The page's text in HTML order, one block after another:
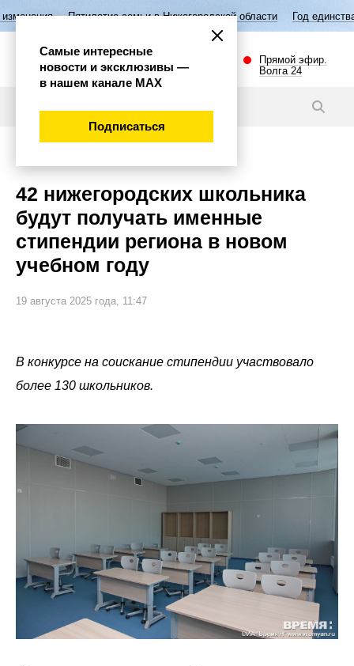
семьи в Нижегородской области Год единства народов
Прямой эфир.
Волга 24
42 нижегородских школьника
будут получать именные
стипендии региона в новом
учебном году
19 августа 2025 года, 11:47
В конкурсе на соискание стипендии участвовало
более 130 школьников.
Самые интересные
новости и эксклюзивы —
в нашем канале МАХ
Подписаться